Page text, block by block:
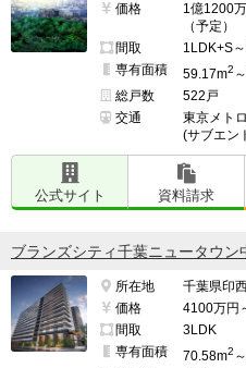
価格
1億1200
（予定）
間取
1LDK+S
専有面積
59.17m2
総戸数
522戸
交通
東京メト
(サブエン
公式サイト 資料請求
ブランズシティ千葉ニュータウン
所在地
千葉県印
価格
4100万円
間取
3LDK
専有面積
70.58m2